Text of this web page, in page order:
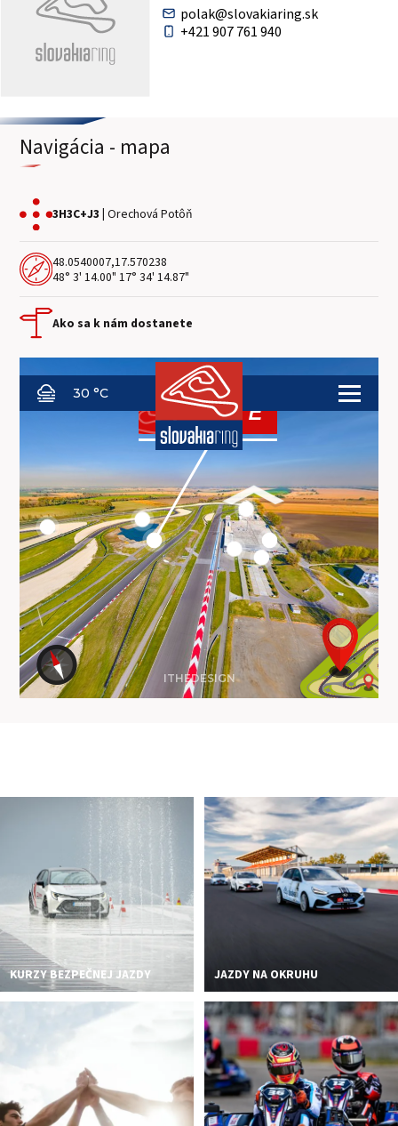
polak@slovakiaring.sk
+421 907 761 940
Navigácia - mapa
3H3C+J3 | Orechová Potôň
48.0540007,17.570238
48° 3' 14.00" 17° 34' 14.87"
Ako sa k nám dostanete
KURZY BEZPEČNEJ JAZDY JAZDY NA OKRUHU